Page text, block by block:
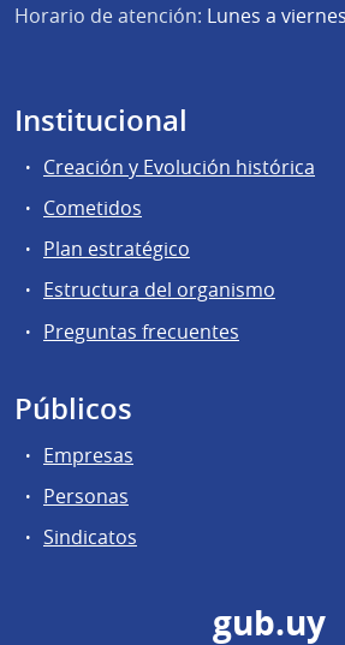
Horario de atención: Lunes a
Institucional
Creación y Evolución histórica
Cometidos
Plan estratégico
Estructura del organismo
Preguntas frecuentes
Públicos
Empresas
Personas
Sindicatos
gub.uy